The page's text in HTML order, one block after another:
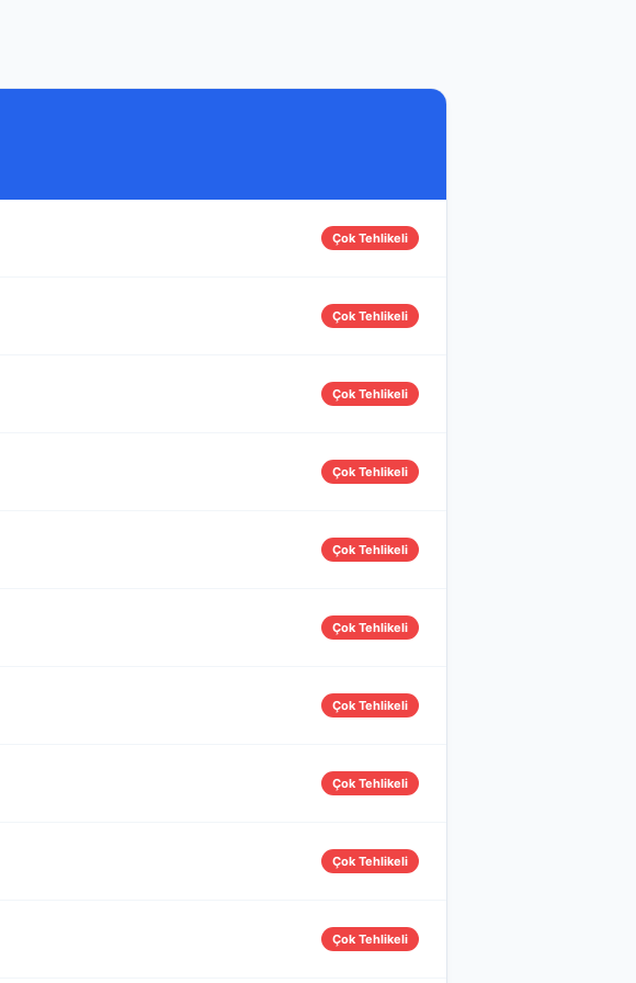
Çok Tehlikeli
Çok Tehlikeli
Çok Tehlikeli
Çok Tehlikeli
Çok Tehlikeli
Çok Tehlikeli
Çok Tehlikeli
Çok Tehlikeli
Çok Tehlikeli
Çok Tehlikeli